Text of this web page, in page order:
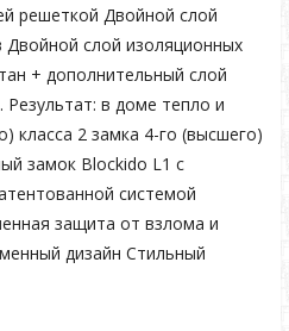
решеткой Двойной слой
слой изоляционных
+ дополнительный слой
в доме тепло и
класса 2 замка 4-го (высшего)
замок Blockido L1 с
системой
защита от взлома и
дизайн Стильный